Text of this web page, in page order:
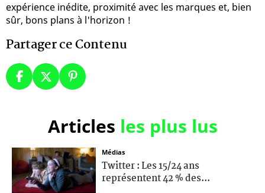
expérience inédite, proximité avec les marques et, bien
sûr, bons plans à l'horizon !
Partager ce Contenu
Articles les plus lus
Médias
Twitter : Les 15/24 ans
représentent 42 % des...